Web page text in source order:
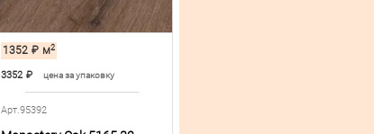
1352 ₽ м2
3352 ₽ цена за упаковку
Арт.95392